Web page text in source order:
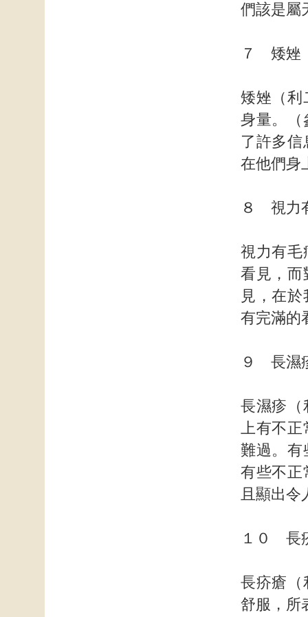
們該是屬
７ 矮矬
矮矬（利
身量。（
了許多
在他們身
８ 視力
視力有毛
看見，而
見，在
有完滿的
９ 長濕
長濕疹（
上有不正
難過。有
有些不正
且顯出
１０ 長
長疥瘡（
舒服，所